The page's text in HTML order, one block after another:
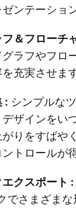
ンテーショ
＆フローチ
ラフやフロ
充実させます
: シンプルな
ザインをい
りをすばや
トロールが
クスポート :
でさまざま